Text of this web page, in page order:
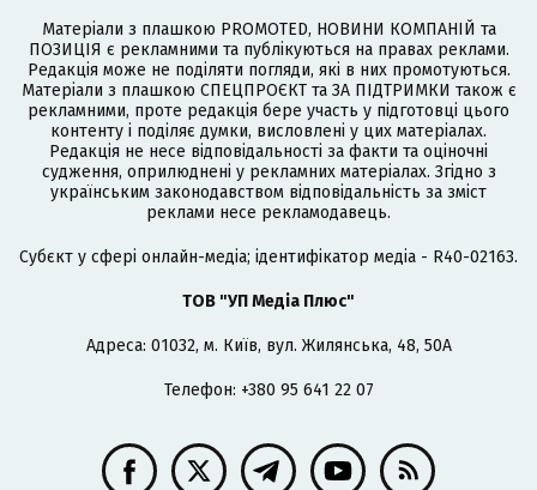
Матеріали з плашкою PROMOTED, НОВИНИ КОМПАНІЙ та
ПОЗИЦІЯ є рекламними та публікуються на правах реклами.
Редакція може не поділяти погляди, які в них промотуються.
Матеріали з плашкою СПЕЦПРОЄКТ та ЗА ПІДТРИМКИ також є
рекламними, проте редакція бере участь у підготовці цього
контенту і поділяє думки, висловлені у цих матеріалах.
Редакція не несе відповідальності за факти та оціночні
судження, оприлюднені у рекламних матеріалах. Згідно з
українським законодавством відповідальність за зміст
реклами несе рекламодавець.
Cубєкт у сфері онлайн-медіа; ідентифікатор медіа - R40-02163.
ТОВ "УП Медіа Плюс"
Адреса: 01032, м. Київ, вул. Жилянська, 48, 50А
Телефон: +380 95 641 22 07